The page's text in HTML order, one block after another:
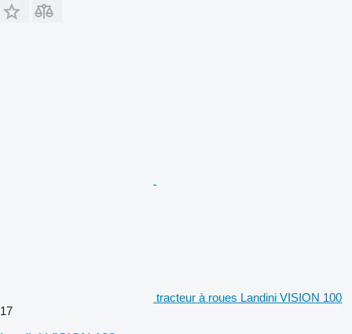
tracteur à roues Landini VISION 100
17